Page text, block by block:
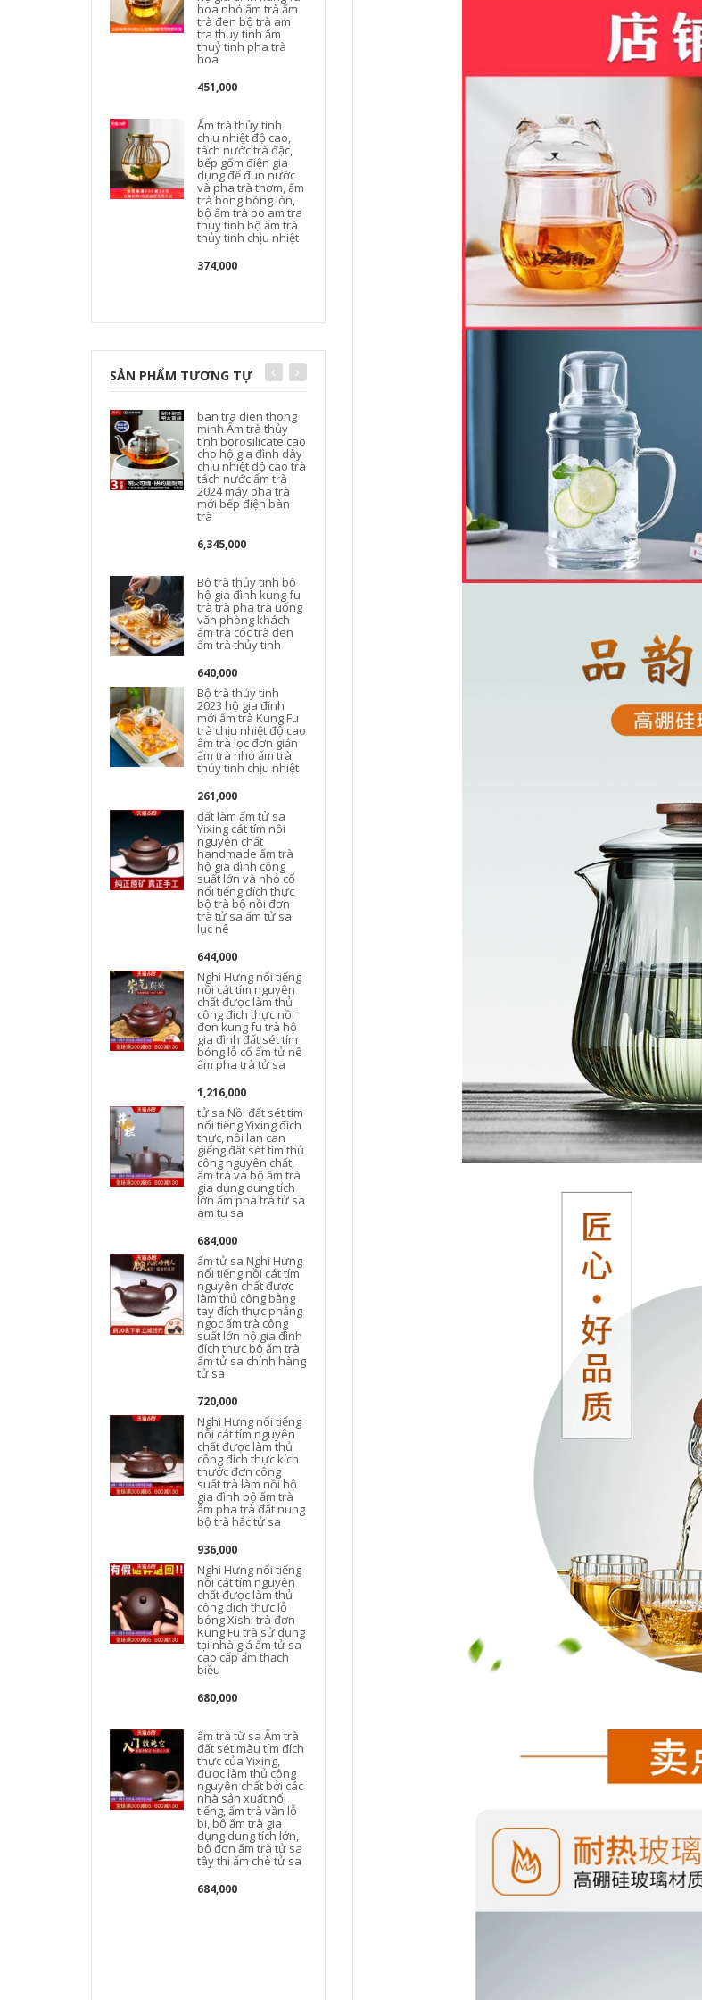
hoa nhỏ ấm trà ấm
trà đen bộ trà am
tra thuy tinh ấm
thuỷ tinh pha trà
hoa
451,000
Ấm trà thủy tinh
chịu nhiệt độ cao,
tách nước trà đặc,
bếp gốm điện gia
dụng để đun nước
và pha trà thơm, ấm
trà bong bóng lớn,
bộ ấm trà bo am tra
thuy tinh bộ ấm trà
thủy tinh chịu nhiệt
374,000
tách trà thủy tinh bộ
Dày Nồi Đơn Trà
Tách Nước Hộ Gia
Đình Trà Đen Hoa
Ấm Trà Bong Bóng
Nhỏ Ấm Trà Bộ Trà
ấm pha trà thủy tinh
cao cấp ấm thuỷ
411,000
Ấm trà thủy tinh
chịu nhiệt độ cao
dày bếp gốm điện
ấm đun nước xử lý
công suất lớn hộ gia
đình ấm trà bộ trà
bộ bình trà thủy tinh
cao cấp bình trà
thuỷ tinh
544,000
SẢN PHẨM TƯƠNG TỰ
ban tra dien thong
minh Ấm trà thủy
tinh borosilicate cao
cho hộ gia đình dày
chịu nhiệt độ cao trà
tách nước ấm trà
2024 máy pha trà
mới bếp điện bàn
trà
6,345,000
Bộ trà thủy tinh bộ
hộ gia đình kung fu
trà trà pha trà uống
văn phòng khách
ấm trà cốc trà đen
ấm trà thủy tinh
640,000
Bộ trà thủy tinh
2023 hộ gia đình
mới ấm trà Kung Fu
trà chịu nhiệt độ cao
ấm trà lọc đơn giản
ấm trà nhỏ ấm trà
thủy tinh chịu nhiệt
261,000
đất làm ấm tử sa
Yixing cát tím nồi
nguyên chất
handmade ấm trà
hộ gia đình công
suất lớn và nhỏ cổ
nổi tiếng đích thực
bộ trà bộ nồi đơn
trà tử sa ấm tử sa
lục nê
644,000
Nghi Hưng nổi tiếng
nồi cát tím nguyên
chất được làm thủ
công đích thực nồi
đơn kung fu trà hộ
gia đình đất sét tím
bóng lỗ cổ ấm tử nê
ấm pha trà tử sa
1,216,000
tử sa Nồi đất sét tím
nổi tiếng Yixing đích
thực, nồi lan can
giếng đất sét tím thủ
công nguyên chất,
ấm trà và bộ ấm trà
gia dụng dung tích
lớn ấm pha trà tử sa
am tu sa
684,000
ấm tử sa Nghi Hưng
nổi tiếng nồi cát tím
nguyên chất được
làm thủ công bằng
tay đích thực phẳng
ngọc ấm trà công
suất lớn hộ gia đình
đích thực bộ ấm trà
ấm tử sa chính hàng
tử sa
720,000
Nghi Hưng nổi tiếng
nồi cát tím nguyên
chất được làm thủ
công đích thực kích
thước đơn công
suất trà làm nồi hộ
gia đình bộ ấm trà
ấm pha trà đất nung
bộ trà hắc tử sa
936,000
Nghi Hưng nổi tiếng
nồi cát tím nguyên
chất được làm thủ
công đích thực lỗ
bóng Xishi trà đơn
Kung Fu trà sử dụng
tại nhà giá ấm tử sa
cao cấp ấm thạch
biều
680,000
ấm trà từ sa Ấm trà
đất sét màu tím đích
thực của Yixing,
được làm thủ công
nguyên chất bởi các
nhà sản xuất nổi
tiếng, ấm trà vần lỗ
bi, bộ ấm trà gia
dụng dung tích lớn,
bộ đơn ấm trà tử sa
tây thi ấm chè tử sa
684,000
Kung Fu đơn tại nhà
bình trà tử sa ấm trà
Nghi Hưng nổi tiếng
ấm trà đất sét tím
nguyên chất thủ
công Bộ trà cho gia
đình làm trà công
cũ đất sét tím ấm trà
bò uống công bằng
cốc bộ ấm tử sa ấm
bộ văn phòng hộ
chén tử sa Yixing
ban đầu khoáng tím
nồi đất sét ấm trà
nguyên chất
handmade kung fu
trà hộ gia đình đất
sét tím sen ấm trà
ấm tử sa 900 triệu
ấm tử sa lục nê
2,542,000
ấm trà sa tử Nghi
tím đỏ son bùn Xishi
Bộ nồi hộ gia đình
ấm trà chính hãng
bộ trà đơn ấm pha
trà tử sa bộ ấm trà
1,296,000
bộ ấm trà đất sét tím
có vàng và hoa bộ
trà đạo hắc tử sa ấm
pha trà đất nung
2,590,000
bo am tra tu sa
Yixing ban đầu
quặng đất sét màu
tím ấm trà nổi tiếng
nguyên chất
handmade ban đầu
quặng đất sét màu
tím món quà nhà
ấm trà vẻ đẹp vai
chén trà tử sa ấm
trà tử sa cao cấp
2,262,000
mua ấm tử sa Nghi
Hưng ban đầu
quặng cát tím nồi
nguyên chất
handmade hộ gia
đình ấm trà kung fu
trà đất sét tím Thái
Hồ đá ấm tử sa
thạch biều trà tử sa
2,590,000
Yixing Nam Công
Suất Lớn Hoàn Toàn
Thủ Công Màu Tím
Cốc Đất Sét Có Nắp
Trà Trà Trà Văn
Phòng Lần Đến Và
Chạy ấm tử nê ấm
trà từ sa
640,000
ấm tử sa cao cấp an
nhi trà Yixing ban
đầu mỏ đích thực
nồi đất sét màu tím
nguyên chất
handmade ấm trà
nhà quà tặng bộ trà
đất sét màu tím vui
vẻ nồi bộ ấm trà đạo
bộ ấm chén tử sa
cao cấp Yixing ban
đầu mỏ đích thực
nồi cát tím nguyên
chất handmade ấm
trà nhà bộ quà tặng
đất sét màu tím tuổi
thọ đào ấm trà tây
thi ấm pha trà tử sa
2,590,000
am tra tu sa Yixing
gia đình kích thước
duy nhất công suất
bộ ấm trà tử sa bộ
ấm chén tử sa
Yixing gốc quặng đất
sét màu tím ấm trà,
nguyên chất thủ
công tặng hộ gia
đình đơn ấm trà, đất
thơm ấm trà tây thi